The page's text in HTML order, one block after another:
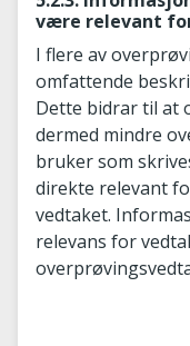
være relevant
I flere av
omfattende
Dette bidrar til at
dermed mindre
bruker som
direkte relevant
vedtaket.
relevans for